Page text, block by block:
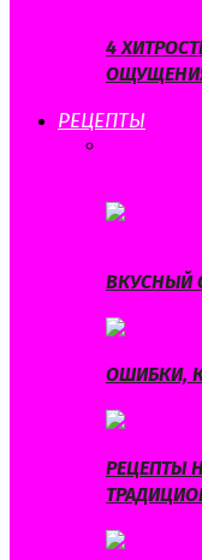
4
РЕЦЕПТЫ
ВКУСНЫЙ
ОШИБКИ,
РЕЦЕПТЫ